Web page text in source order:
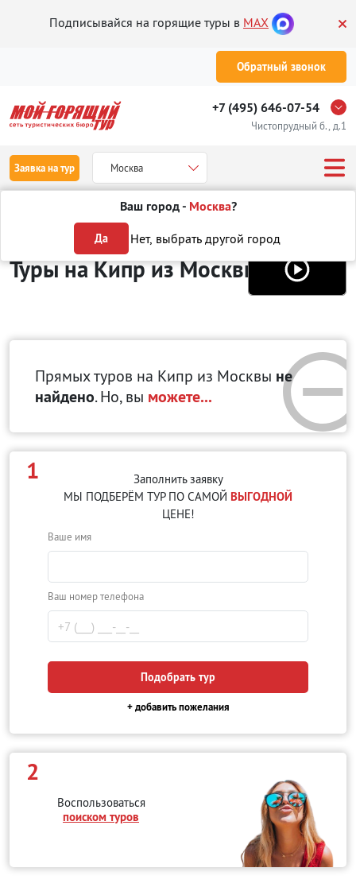
Подписывайся на горящие туры в MAX
Обратный звонок
+7 (495) 646-07-54
Чистопрудный б., д.1
Заявка на тур Москва
Ваш город - Москва?
Да Нет, выбрать другой город
Отдых на Кипре
Туры на Киприз Москвы
Прямых туров на Кипр из Москвы не
найдено. Но, вы можете...
1
Заполнить заявку
МЫ ПОДБЕРЁМ ТУР ПО САМОЙ ВЫГОДНОЙ
ЦЕНЕ!
Ваше имя
Ваш номер телефона
Подобрать тур
+ добавить пожелания
2
Воспользоваться
поиском туров